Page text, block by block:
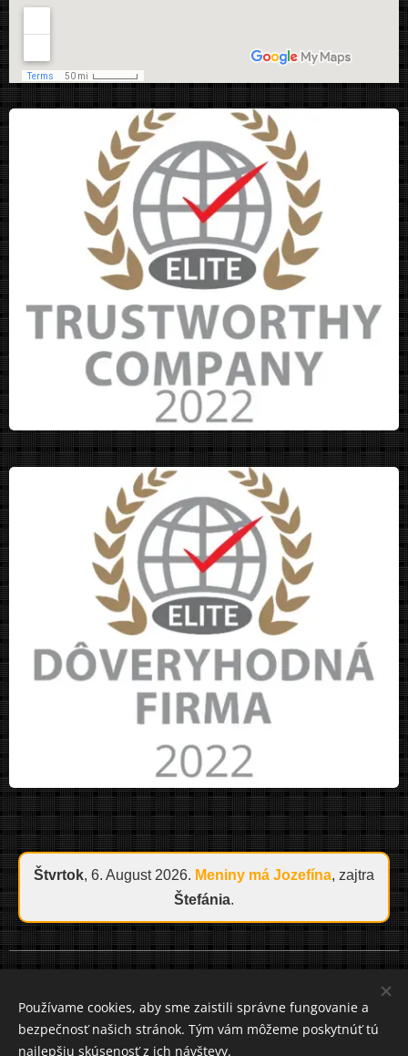
Štvrtok, 6. August 2026. Meniny má Jozefína, zajtra
Štefánia.
Cookies
Jazyky
Používame cookies, aby sme zaistili správne fungovanie a
bezpečnosť našich stránok. Tým vám môžeme poskytnúť tú
najlepšiu skúsenosť z ich návštevy.